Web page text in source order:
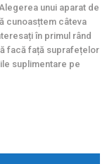
unui aparat de
cunoasțtem câteva
în primul rând
facă față suprafețelor
suplimentare pe